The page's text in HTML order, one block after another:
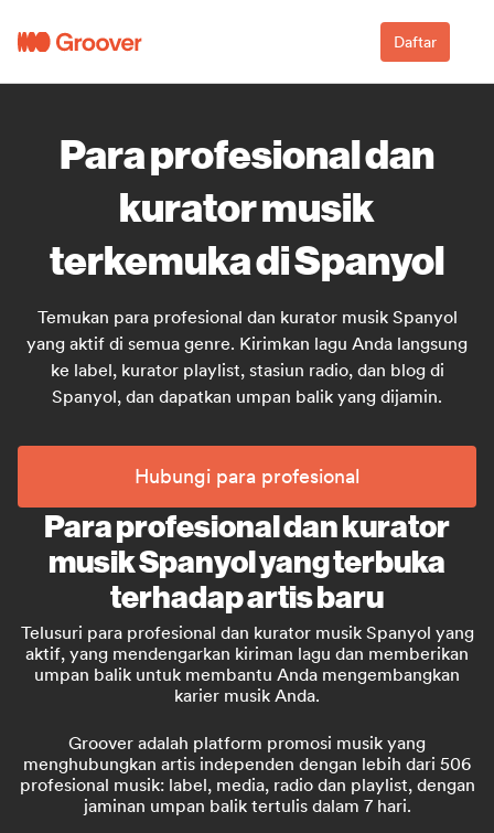
Daftar
Para profesional dan
kurator musik
terkemuka di Spanyol
Temukan para profesional dan kurator musik Spanyol
yang aktif di semua genre. Kirimkan lagu Anda langsung
ke label, kurator playlist, stasiun radio, dan blog di
Spanyol, dan dapatkan umpan balik yang dijamin.
Hubungi para profesional
Para profesional dan kurator
musik Spanyol yang terbuka
terhadap artis baru
Telusuri para profesional dan kurator musik Spanyol yang
aktif, yang mendengarkan kiriman lagu dan memberikan
umpan balik untuk membantu Anda mengembangkan
karier musik Anda.
Groover adalah platform promosi musik yang
menghubungkan artis independen dengan lebih dari 506
profesional musik: label, media, radio dan playlist, dengan
jaminan umpan balik tertulis dalam 7 hari.